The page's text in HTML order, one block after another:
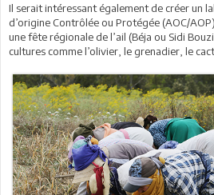
Il serait intéressant également de créer un
d’origine Contrôlée ou Protégée (AOC/
une fête régionale de l’ail (Béja ou Sidi
cultures comme l’olivier, le grenadier, le